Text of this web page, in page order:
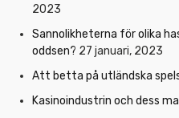
2023
Sannolikheterna för olika
oddsen? 27 januari, 2023
Att betta på utländska
Kasinoindustrin och dess